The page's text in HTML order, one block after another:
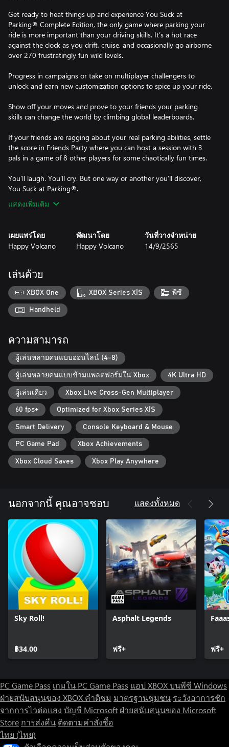
Get ready to heat things up and experience You Suck at
Parking® Complete Edition, the only game where parking your
ride is more important than your driving skills. It’s a hot race
against the clock as you drift, cruise, and occasionally go airborne
over 270 frustratingly fun wild levels.
Progress in campaigns or take on multiplayer challengers to
unlock and earn new customization options to spice up your ride.
Show off your moves and prove to your friends your parking
skills can change the world by climbing global leaderboards.
If your friends are ragging about your real parking abilities, settle
the score in Friends Party where you can host a session with 3
pals in a game of 8 other players for some chaotically fun times.
You’ll laugh. You’ll cry. But one way or another you’ll discover,
แสดงเพิ่มเติม
เผยแพร่โดย
Happy Volcano
พัฒนาโดย
Happy Volcano
วันที่วางจำหน่าย
14/9/2565
เล่นด้วย
XBOX One XBOX Series X|S พีซี
Handheld
ความสามารถ
ผู้เล่นหลายคนแบบออนไลน์ (4-8)
ผู้เล่นหลายคนแบบข้ามแพลตฟอร์มใน Xbox 4K Ultra HD
ผู้เล่นเดียว Xbox Live Cross-Gen Multiplayer
60 fps+ Optimized for Xbox Series X|S
Smart Delivery Console Keyboard & Mouse
PC Game Pad Xbox Achievements
Xbox Cloud Saves Xbox Play Anywhere
นอกจากนี้ คุณอาจชอบ แสดงทั้งหมด
Sky Roll!
฿34.00
Asphalt Legends
ฟรี+ ฟรี+
PC Game Pass เกมใน PC Game Pass แอป XBOX บนพีซี Windows
ฝ่ายสนับสนุนของ XBOX คำติชม มาตรฐานชุมชน ระวังอาการชัก
จากการไวต่อแสง บัญชี Microsoft ฝ่ายสนับสนุนของ Microsoft
Store การส่งคืน ติดตามคำสั่งซื้อ
ไทย (ไทย)